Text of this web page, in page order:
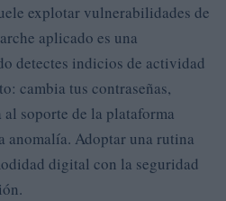
explotar vulnerabilidades de
aplicado es una
detectes indicios de actividad
cambia tus contraseñas,
al soporte de la plataforma
anomalía. Adoptar una rutina
digital con la seguridad